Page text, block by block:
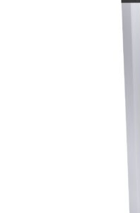
Giàn Tạ Đa
Máy Chạy Bộ
Xe Đạp Tập
Máy Tập Thể
Máy Chạy
Xe Đạp
Xe đạp
Máy
Máy Leo
Máy
Máy tập
Thiết Bị
Máy Khối
Máy khối